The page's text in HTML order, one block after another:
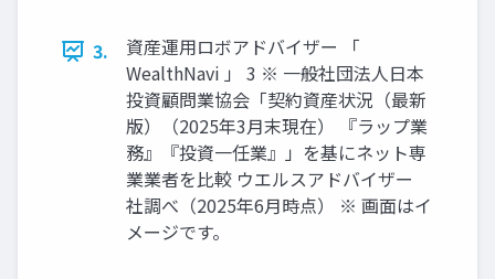
3.
資産運用ロボアドバイザー 「
WealthNavi 」 3 ※ ⼀般社団法⼈⽇本
投資顧問業協会「契約資産状況（最新
版）（2025年3⽉末現在） 『ラップ業
務』『投資⼀任業』」を基にネット専
業業者を⽐較 ウエルスアドバイザー
社調べ（2025年6⽉時点） ※ 画⾯はイ
メージです。